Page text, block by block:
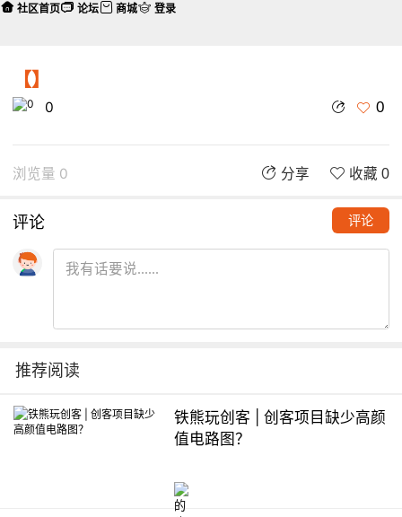
【】
0 0
浏览量 0 分享 收藏 0
评论 评论
推荐阅读
铁熊玩创客 | 创客项目缺少高颜
值电路图？
社区首页 论坛 商城 登录